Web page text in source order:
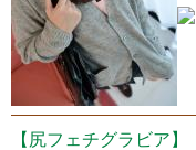
【尻フェチグラビア】